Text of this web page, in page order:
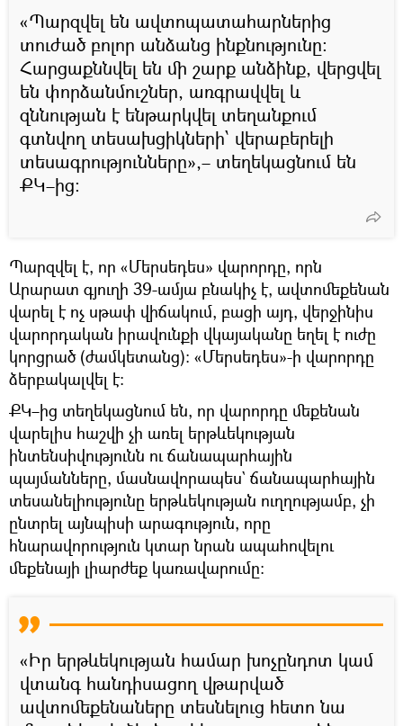
«Պարզվել են ավտոպատահարներից
տուժած բոլոր անձանց ինքնությունը:
Հարցաքննվել են մի շարք անձինք, վերցվել
են փորձանմուշներ, առգրավվել և
զննության է ենթարկվել տեղանքում
գտնվող տեսախցիկների՝ վերաբերելի
տեսագրությունները»,– տեղեկացնում են
ՔԿ–ից։
Պարզվել է, որ «Մերսեդես» վարորդը, որն
Արարատ գյուղի 39-ամյա բնակիչ է, ավտոմեքենան
վարել է ոչ սթափ վիճակում, բացի այդ, վերջինիս
վարորդական իրավունքի վկայականը եղել է ուժը
կորցրած (ժամկետանց): «Մերսեդես»-ի վարորդը
ձերբակալվել է:
ՔԿ–ից տեղեկացնում են, որ վարորդը մեքենան
վարելիս հաշվի չի առել երթևեկության
ինտենսիվությունն ու ճանապարհային
պայմանները, մասնավորապես` ճանապարհային
տեսանելիությունը երթևեկության ուղղությամբ, չի
ընտրել այնպիսի արագություն, որը
հնարավորություն կտար նրան ապահովելու
մեքենայի լիարժեք կառավարումը։
«Իր երթևեկության համար խոչընդոտ կամ
վտանգ հանդիսացող վթարված
ավտոմեքենաները տեսնելուց հետո նա